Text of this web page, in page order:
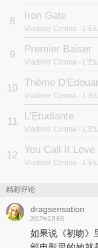
8 Iron Gate
Vladimir Cosma -
9 Premier Baiser
Vladimir Cosma -
10 Thème
Vladimir Cosma -
11 L'Etudiante
Vladimir Cosma -
12 You Call It
Vladimir Cosma -
精彩评论
dragsensation
2017年2月8日
如果说《初吻》